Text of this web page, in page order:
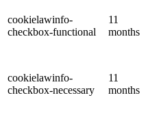
cookielawinfo-
checkbox-functional
11
months
cookielawinfo-
checkbox-necessary
11
months